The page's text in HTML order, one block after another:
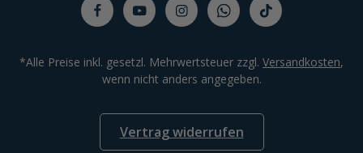
*Alle Preise inkl. gesetzl. Mehrwertsteuer zzgl. Versandkosten,
wenn nicht anders angegeben.
Vertrag widerrufen